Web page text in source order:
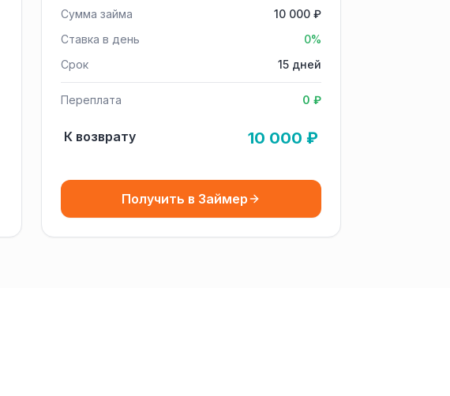
Сумма займа
10 000 ₽
Ставка в день
0%
Срок
15 дней
Переплата 0 ₽
К возврату 10 000 ₽
Получить в Займер